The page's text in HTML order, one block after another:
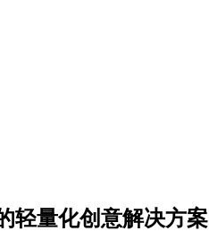
轻量化创意解决方案